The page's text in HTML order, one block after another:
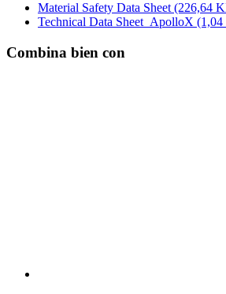
Material Safety Data Sheet (226,64
Technical Data Sheet_ApolloX
Combina bien con